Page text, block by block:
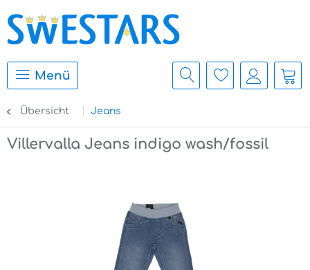
Menü
Übersicht Jeans
Villervalla Jeans indigo wash/fossil